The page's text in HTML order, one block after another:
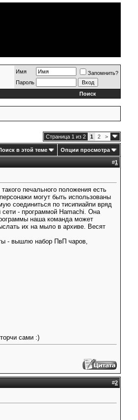
Имя
Запомнить?
Пароль
Поиск
Страница 1 из 2 1 2 >
в этой теме Опции просмотра
#1
печального положения есть
могут быть использованы
соединиться по тисипиайпи вряд
- программой Hamachi. Она
наша команда может
их на мыло в архиве. Весят
- вышлю набор ПвП чаров,
сами :)
#2